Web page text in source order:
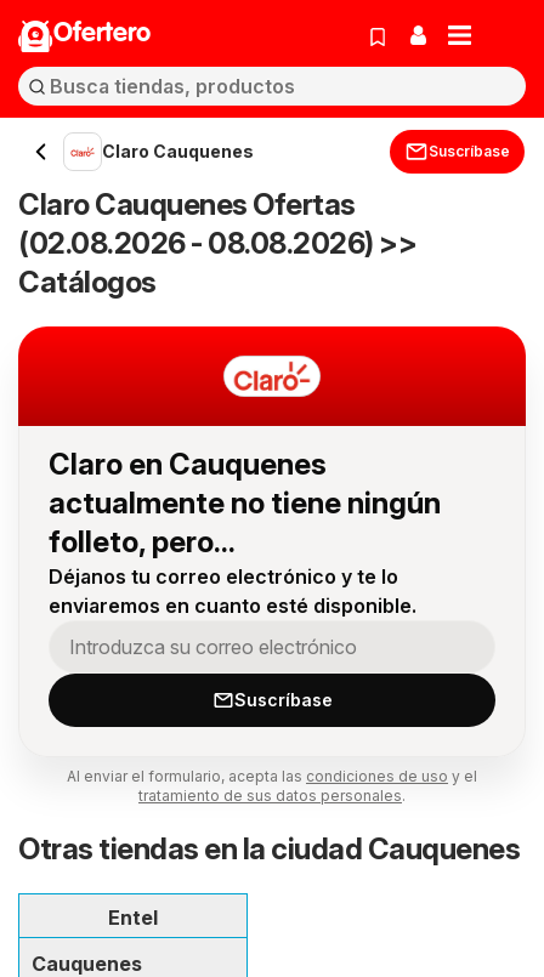
Ofertero
Claro Cauquenes Suscríbase
Claro Cauquenes Ofertas
(02.08.2026 - 08.08.2026) >>
Catálogos
Claro en Cauquenes
actualmente no tiene ningún
folleto, pero...
Déjanos tu correo electrónico y te lo
enviaremos en cuanto esté disponible.
Suscríbase
Al enviar el formulario, acepta las condiciones de uso y el
tratamiento de sus datos personales.
Otras tiendas en la ciudad Cauquenes
Entel
Cauquenes